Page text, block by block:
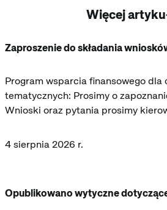
Więcej
Zaproszenie do składania
Program wsparcia finansowego
tematycznych: Prosimy o
Wnioski oraz pytania prosimy
4 sierpnia 2026 r.
Opublikowano wytyczne